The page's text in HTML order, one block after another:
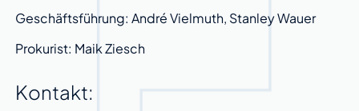
Geschäftsführung: André Vielmuth, Stanley Wauer
Prokurist: Maik Ziesch
Kontakt: